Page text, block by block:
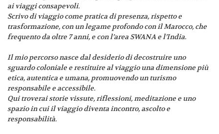
ai viaggi consapevoli.
Scrivo di viaggio come pratica di presenza, rispetto e
trasformazione, con un legame profondo con il Marocco, che
frequento da oltre 7 anni, e con l’area SWANA e l’India.
Il mio percorso nasce dal desiderio di decostruire uno
sguardo coloniale e restituire al viaggio una dimensione più
etica, autentica e umana, promuovendo un turismo
responsabile e accessibile.
Qui troverai storie vissute, riflessioni, meditazione e uno
spazio in cui il viaggio diventa incontro, ascolto e
responsabilità.